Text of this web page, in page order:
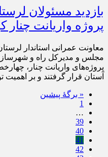
بازدید مسئولان
پروژه واریانت
معاونت عمرانی استاندار
مجلس و مدیرکل راه و
پروژه‌های واریانت چنار،
آستان قرار گرفتند و بر
« برگه‌ٔ پیشین
1
…
39
40
41
42